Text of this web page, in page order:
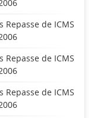
de ICMS
de ICMS
de ICMS